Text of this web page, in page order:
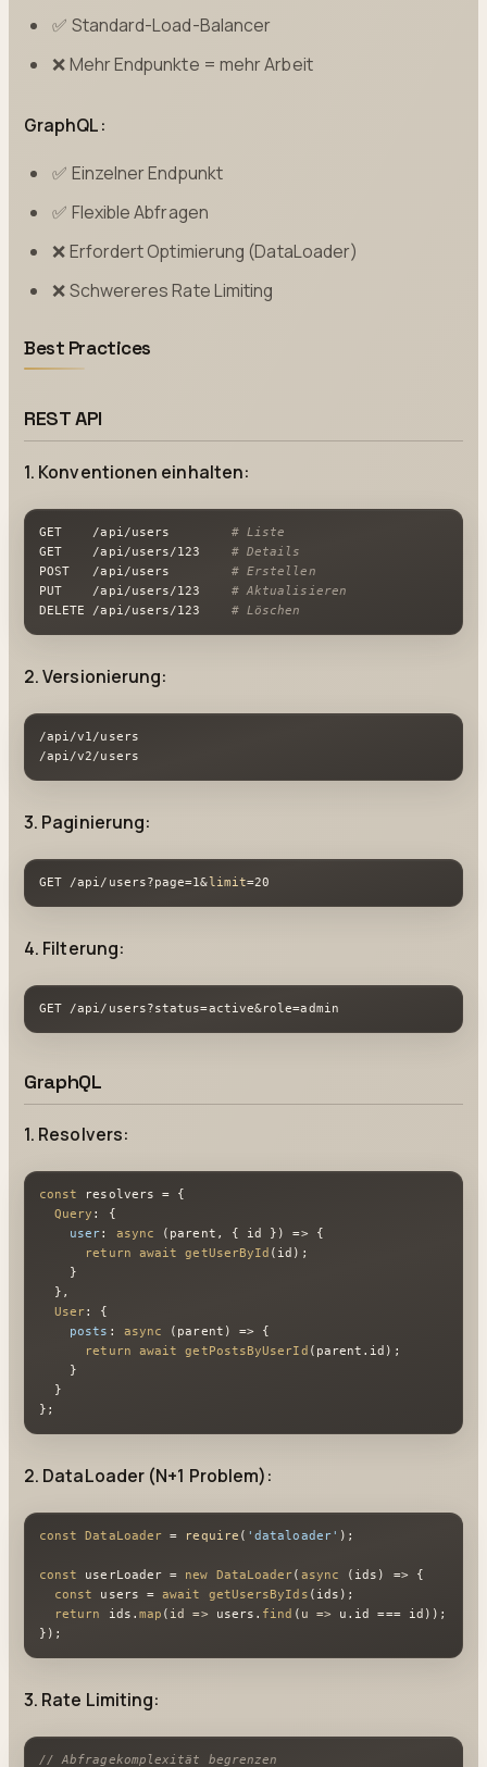
✅ Standard-Load-Balancer
❌ Mehr Endpunkte = mehr Arbeit
GraphQL:
✅ Einzelner Endpunkt
✅ Flexible Abfragen
❌ Erfordert Optimierung (DataLoader)
❌ Schwereres Rate Limiting
Best Practices
REST API
1. Konventionen einhalten:
GET    /api/users # Liste
GET    /api/users/123 # Details
POST   /api/users # Erstellen
PUT    /api/users/123 # Aktualisieren
DELETE /api/users/123 # Löschen
2. Versionierung:
/api/v1/users
/api/v2/users
3. Paginierung:
GET /api/users?page=1&limit=20
4. Filterung:
GET /api/users?status=active&role=admin
GraphQL
1. Resolvers:
const resolvers = {
Query : {
user: async (parent, { id }) => {
return
await getUserById (id);
    }
  },
User: {
posts : async (parent) => {
return
await getPostsByUserId (parent. id );
    }
  }
};
2. DataLoader (N+1 Problem):
const DataLoader = require ( 'dataloader' );
const userLoader = new DataLoader( async (ids) => {
const
users = await getUsersByIds (ids);
return
ids. map ( id => users. find ( u => u. id
=== id));
});
3. Rate Limiting:
// Abfragekomplexität begrenzen